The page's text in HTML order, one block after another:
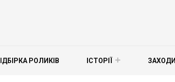
РОЛИКІВ ІСТОРІЇ ЗАХОДИ